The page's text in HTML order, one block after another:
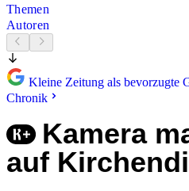
Themen
Autoren
Kleine Zeitung als bevorzugte
Chronik
Kamera
auf